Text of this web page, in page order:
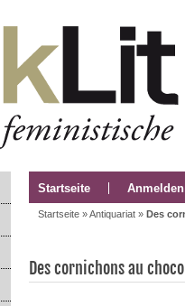
Startseite Anmelden
Startseite »Antiquariat » Des
Des cornichons au